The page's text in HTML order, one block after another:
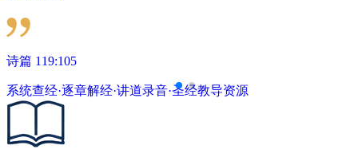
诗篇 119:105
系统查经·逐章解经·讲道录音·圣经教导资源